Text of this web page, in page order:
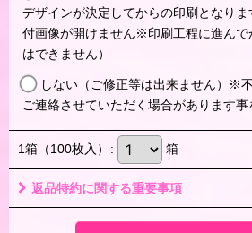
デザインが決定してからの印刷となり
付画像が開けません※印刷工程に進んで
はできません）
しない（ご修正等は出来ません）※
ご連絡させていただく場合があります事
1箱（100枚入） : 箱
返品特約に関する重要事項